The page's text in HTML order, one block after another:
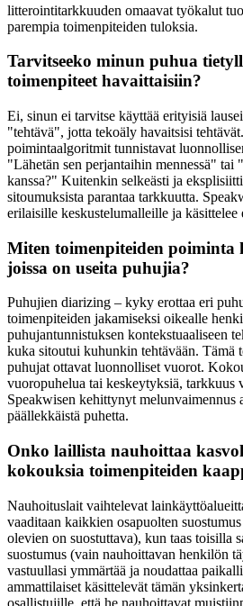
litterointitarkkuuden omaavat työkalut
parempia toimenpiteiden tuloksia.
Tarvitseeko minun puhua
toimenpiteet havaittaisiin?
Ei, sinun ei tarvitse käyttää erityisiä
"tehtävä", jotta tekoäly havaitsisi
poimintaalgoritmit tunnistavat
"Lähetän sen perjantaihin mennessä" tai
kanssa?" Kuitenkin selkeästi ja
sitoumuksista parantaa tarkkuutta.
erilaisille keskustelumalleille ja
Miten toimenpiteiden poiminta
joissa on useita puhujia?
Puhujien diarizing – kyky erottaa eri
toimenpiteiden jakamiseksi oikealle
puhujantunnistuksen kontekstuaaliseen
kuka sitoutui kuhunkin tehtävään. Tämä
puhujat ottavat luonnolliset vuorot.
vuoropuhelua tai keskeytyksiä, tarkkuus
Speakwisen kehittynyt melunvaimennus
päällekkäistä puhetta.
Onko laillista nauhoittaa
kokouksia toimenpiteiden
Nauhoituslait vaihtelevat
vaaditaan kaikkien osapuolten
olevien on suostuttava), kun taas toisilla
suostumus (vain nauhoittavan henkilön
vastuullasi ymmärtää ja noudattaa
ammattilaiset käsittelevät tämän
osallistujille, että he nauhoittavat